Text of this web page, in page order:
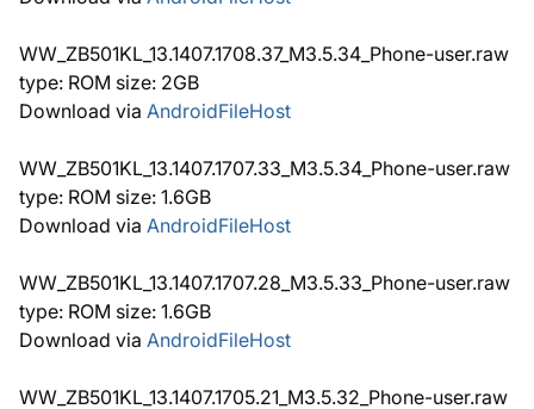
WW_ZB501KL_13.1407.1708.37_M3.5.34_Phone-user.raw
type: ROM size: 2GB
Download via AndroidFileHost
WW_ZB501KL_13.1407.1707.33_M3.5.34_Phone-user.raw
type: ROM size: 1.6GB
Download via AndroidFileHost
WW_ZB501KL_13.1407.1707.28_M3.5.33_Phone-user.raw
type: ROM size: 1.6GB
Download via AndroidFileHost
WW_ZB501KL_13.1407.1705.21_M3.5.32_Phone-user.raw